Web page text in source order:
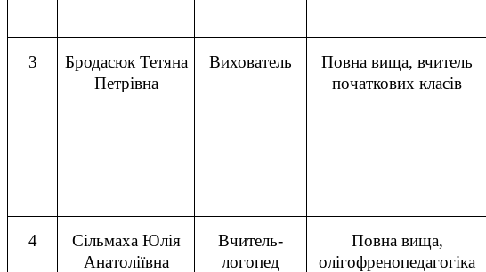
3
Бродасюк Тетяна
Петрівна
Вихователь
Повна вища, вчитель
початкових класів
4
Сільмаха Юлія
Анатоліївна
Вчитель-
логопед
Повна вища,
олігофренопедагогіка